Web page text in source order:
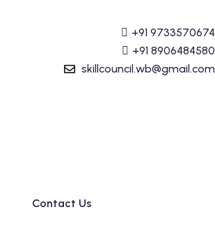
+91 9733570674
+91 8906484580
skillcouncil.wb@gmail.com
Contact Us